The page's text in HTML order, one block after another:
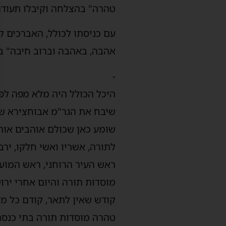
טהרה" בהצלחה וקיבלו
עם כניסתו לכולל,
אהבה, באהבה וברוב חיבה"
-
היכל הכולל היה מלא מפה
שיבח את הגר"מ אבוחצירא
שומע כאן שכולם אוהבים
לתורה, אשריו ואשי חלקו,
ראש העיר הרוחני, ראש
מוסדות תורה והיום אחרי
קודש שאין לתאר, קודם כל
טהרה מוסדות תורה בתי